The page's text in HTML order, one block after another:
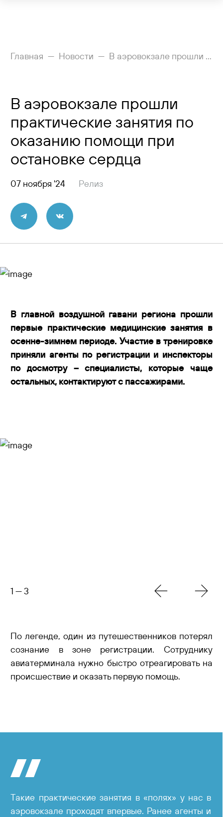
Рейсы
Прилетающим
Услуги
Как добраться
Пресс-центр
Контакты
Главная Новости В аэровокзале прошли практические занятия по оказанию помощи при остановке сердца
В аэровокзале прошли
практические занятия по
оказанию помощи при
остановке сердца
07 ноября '24 Релиз
В главной воздушной гавани региона прошли
первые практические медицинские занятия в
осенне-зимнем периоде. Участие в тренировке
приняли агенты по регистрации и инспекторы
по досмотру – специалисты, которые чаще
остальных, контактируют с пассажирами.
1 —3
По легенде, один из путешественников потерял
сознание в зоне регистрации. Сотруднику
авиатерминала нужно быстро отреагировать на
происшествие и оказать первую помощь.
Такие практические занятия в «полях» у нас в
аэровокзале проходят впервые. Ранее агенты и